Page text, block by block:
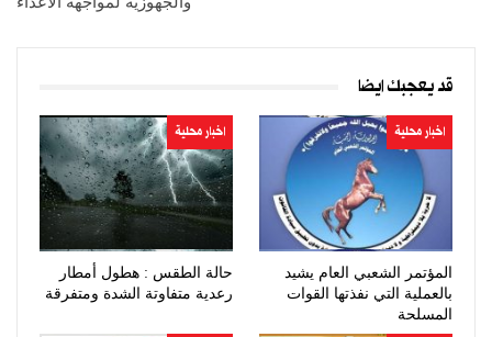
قد يعجبك ايضا
اخبار محلية
المؤتمر الشعبي العام يشيد
بالعملية التي نفذتها القوات
المسلحة
اخبار محلية
حالة الطقس : هطول أمطار
رعدية متفاوتة الشدة ومتفرقة